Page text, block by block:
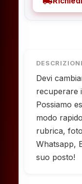
Devi
recuperare
Possiamo
modo
rubrica,
Whatsapp,
suo posto!